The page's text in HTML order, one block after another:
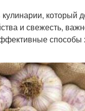
который
и свежесть,
способы